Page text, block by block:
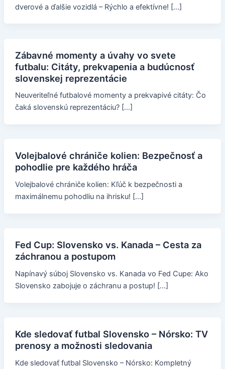
dverové a ďalšie vozidlá – Rýchlo a efektívne! […]
Zábavné momenty a úvahy vo svete
futbalu: Citáty, prekvapenia a budúcnosť
slovenskej reprezentácie
Neuveriteľné futbalové momenty a prekvapivé citáty: Čo
čaká slovenskú reprezentáciu? […]
Volejbalové chrániče kolien: Bezpečnosť a
pohodlie pre každého hráča
Volejbalové chrániče kolien: Kľúč k bezpečnosti a
maximálnemu pohodliu na ihrisku! […]
Fed Cup: Slovensko vs. Kanada – Cesta za
záchranou a postupom
Napínavý súboj Slovensko vs. Kanada vo Fed Cupe: Ako
Slovensko zabojuje o záchranu a postup! […]
Kde sledovať futbal Slovensko – Nórsko: TV
prenosy a možnosti sledovania
Kde sledovať futbal Slovensko – Nórsko: Kompletný